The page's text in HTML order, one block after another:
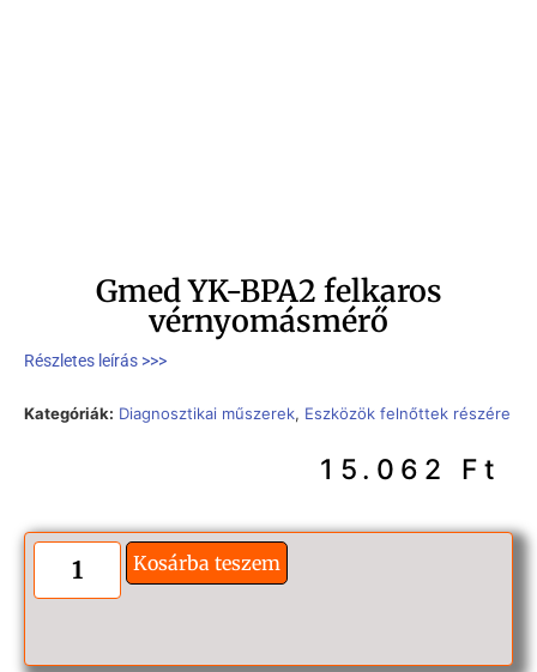
Gmed YK-BPA2 felkaros
vérnyomásmérő
Részletes leírás >>>
Kategóriák: Diagnosztikai műszerek, Eszközök felnőttek részére
15.062 Ft
Kosárba teszem